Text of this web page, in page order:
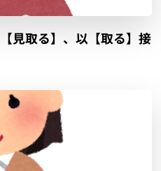
見取る】、以【取る】接